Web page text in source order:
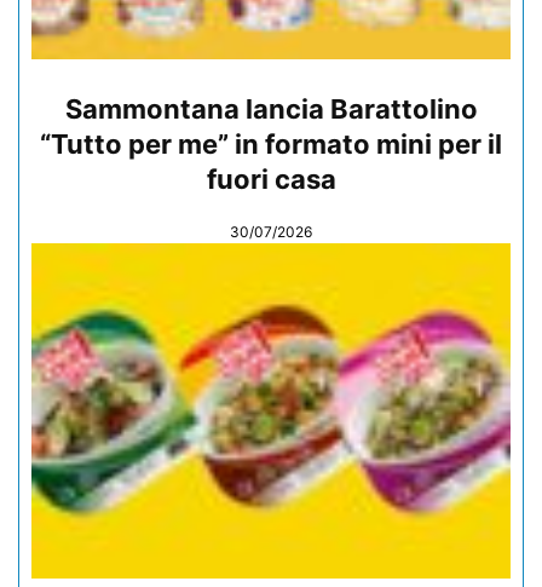
Sammontana lancia Barattolino
“Tutto per me” in formato mini per il
fuori casa
30/07/2026